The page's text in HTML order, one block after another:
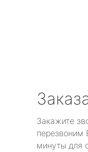
Закажите
перезвоним
минуты для